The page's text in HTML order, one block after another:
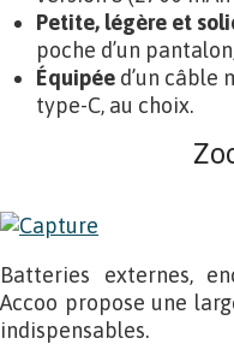
Petite, légère et
poche d’un
Équipée d’un câble
type-C, au choix.
Batteries externes,
Accoo propose une
indispensables.